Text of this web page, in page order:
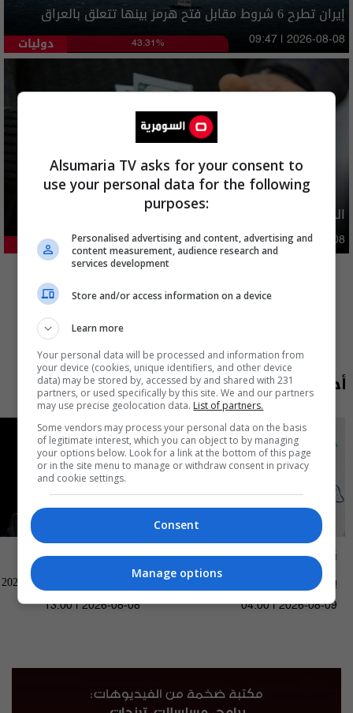
إيران تطرح 6 شروط مقابل فتح هرمز بينها تتعلق بالعراق
دوليات 43.31% 09:47 | 2026-08-08
الدولار ينخفض اليوم.. الأسعار مقاربة لـ 150 الفا
اقتصاد 22.95% 04:08 | 2026-08-08
المزيد
أحدث الحلقات
ناس وناس
بغداد الصدرية - ناس وناس م٩ -
الحلقة ٩٦ | الموسم 9
04:00 | 2026-08-09
العراق في دقيقة
العراق في دقيقة 08-08-2026 | 2026
13:00 | 2026-08-08
Alsumaria TV asks for your consent to
use your personal data for the following
purposes:
Personalised advertising and content, advertising and
content measurement, audience research and
services development
Store and/or access information on a device
Learn more
Your personal data will be processed and information from
your device (cookies, unique identifiers, and other device
data) may be stored by, accessed by and shared with 231
partners, or used specifically by this site. We and our partners
may use precise geolocation data. List of partners.
Some vendors may process your personal data on the basis
of legitimate interest, which you can object to by managing
your options below. Look for a link at the bottom of this page
or in the site menu to manage or withdraw consent in privacy
and cookie settings.
Consent
Manage options